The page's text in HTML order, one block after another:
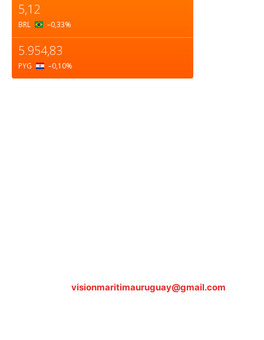
5,12
BRL –0,33%
5.954,83
PYG –0,10%
visionmaritimauruguay@gmail.com